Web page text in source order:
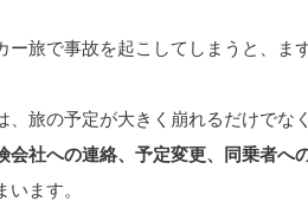
ー旅で事故を起こしてしまうと、ま
、旅の予定が大きく崩れるだけでな
会社への連絡、予定変更、同乗者へ
います。